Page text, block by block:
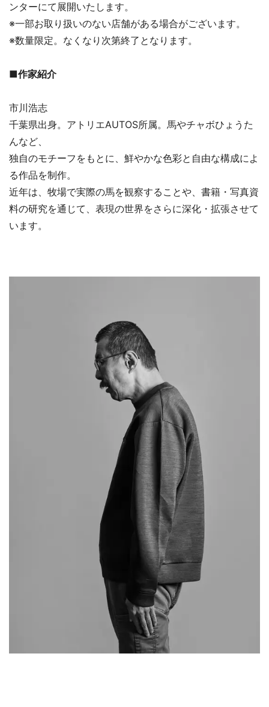
ンターにて展開いたします。
※一部お取り扱いのない店舗がある場合がございます。
※数量限定。なくなり次第終了となります。
■作家紹介
市川浩志
千葉県出身。アトリエAUTOS所属。馬やチャボひょうた
んなど、
独自のモチーフをもとに、鮮やかな色彩と自由な構成によ
る作品を制作。
近年は、牧場で実際の馬を観察することや、書籍・写真資
料の研究を通じて、表現の世界をさらに深化・拡張させて
います。